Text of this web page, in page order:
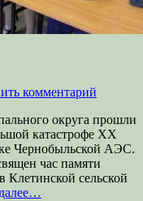
комментарий
округа прошли
катастрофе XX
Чернобыльской АЭС.
час памяти
Клетинской сельской